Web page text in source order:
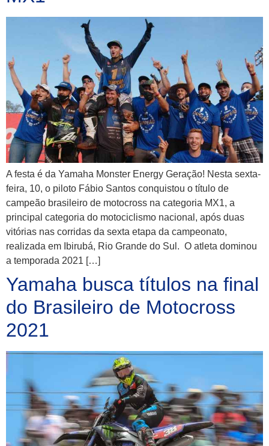
A festa é da Yamaha Monster Energy Geração! Nesta sexta-
feira, 10, o piloto Fábio Santos conquistou o título de
campeão brasileiro de motocross na categoria MX1, a
principal categoria do motociclismo nacional, após duas
vitórias nas corridas da sexta etapa da campeonato,
realizada em Ibirubá, Rio Grande do Sul. O atleta dominou
a temporada 2021 […]
Yamaha busca títulos na final
do Brasileiro de Motocross
2021